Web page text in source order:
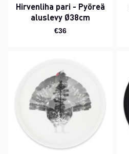
Hirvenliha pari - Pyöreä
aluslevy Ø38cm
€36